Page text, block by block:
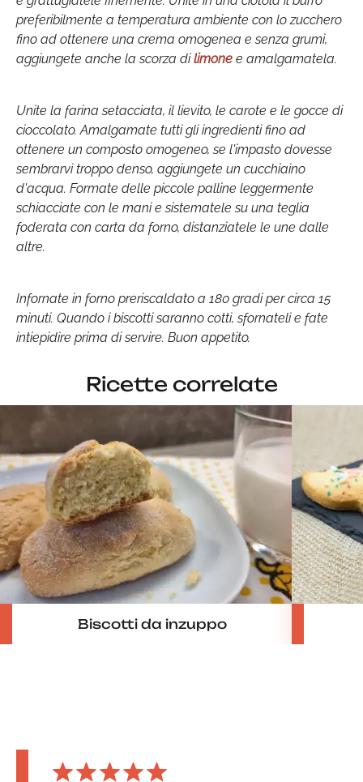
preferibilmente a temperatura ambiente con lo zucchero
fino ad ottenere una crema omogenea e senza grumi,
aggiungete anche la scorza dilimone e amalgamatela.
Unite la farina setacciata, il lievito, le carote e le gocce di
cioccolato. Amalgamate tutti gli ingredienti fino ad
ottenere un composto omogeneo, se l'impasto dovesse
sembrarvi troppo denso, aggiungete un cucchiaino
d'acqua. Formate delle piccole palline leggermente
schiacciate con le mani e sistematele su una teglia
foderata con carta da forno, distanziatele le une dalle
altre.
Infornate in forno preriscaldato a 180 gradi per circa 15
minuti. Quando i biscotti saranno cotti, sfornateli e fate
intiepidire prima di servire. Buon appetito.
Ricette correlate
Biscotti da inzuppo